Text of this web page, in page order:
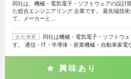
同社は、機械・電気電子・ソフトウェアの設計
た総合エンジニアリング 企業です。 最先端技
て、メーカーと…
会社概要
同社は機械・電気電子・ソフトウ
す。 通信・IT・半導体・産業機械・自動車家
興味あり